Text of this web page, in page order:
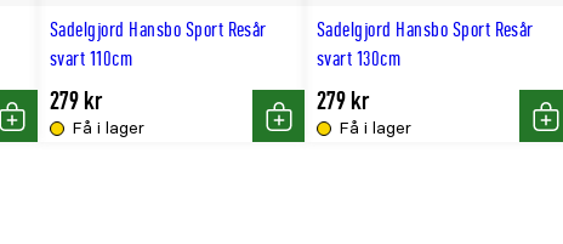
Köp
Sadelgjord Hansbo Sport Resår
svart 110cm
Få i lager
279 kr
Köp
Sadelgjord Hansbo Sport Resår
svart 130cm
Få i lager
279 kr